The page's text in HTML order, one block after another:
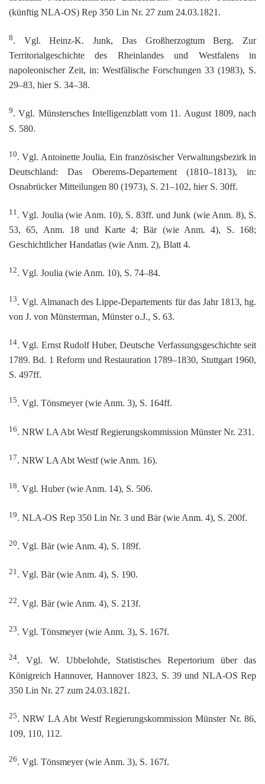
(künftig NLA-OS) Rep 350 Lin Nr. 27 zum 24.03.1821.
8. Vgl. Heinz-K. Junk, Das Großherzogtum Berg. Zur
Territorialgeschichte des Rheinlandes und Westfalens in
napoleonischer Zeit, in: Westfälische Forschungen 33 (1983), S.
29–83, hier S. 34–38.
9. Vgl. Münstersches Intelligenzblatt vom 11. August 1809, nach
S. 580.
10. Vgl. Antoinette Joulia, Ein französischer Verwaltungsbezirk in
Deutschland: Das Oberems-Departement (1810–1813), in:
Osnabrücker Mitteilungen 80 (1973), S. 21–102, hier S. 30ff.
11. Vgl. Joulia (wie Anm. 10), S. 83ff. und Junk (wie Anm. 8), S.
53, 65, Anm. 18 und Karte 4; Bär (wie Anm. 4), S. 168;
Geschichtlicher Handatlas (wie Anm. 2), Blatt 4.
12. Vgl. Joulia (wie Anm. 10), S. 74–84.
13. Vgl. Almanach des Lippe-Departements für das Jahr 1813, hg.
von J. von Münsterman, Münster o.J., S. 63.
14. Vgl. Ernst Rudolf Huber, Deutsche Verfassungsgeschichte seit
1789. Bd. 1 Reform und Restauration 1789–1830, Stuttgart 1960,
S. 497ff.
15. Vgl. Tönsmeyer (wie Anm. 3), S. 164ff.
16. NRW LA Abt Westf Regierungskommission Münster Nr. 231.
17. NRW LA Abt Westf (wie Anm. 16).
18. Vgl. Huber (wie Anm. 14), S. 506.
19. NLA-OS Rep 350 Lin Nr. 3 und Bär (wie Anm. 4), S. 200f.
20. Vgl. Bär (wie Anm. 4), S. 189f.
21. Vgl. Bär (wie Anm. 4), S. 190.
22. Vgl. Bär (wie Anm. 4), S. 213f.
23. Vgl. Tönsmeyer (wie Anm. 3), S. 167f.
24. Vgl. W. Ubbelohde, Statistisches Repertorium über das
Königreich Hannover, Hannover 1823, S. 39 und NLA-OS Rep
350 Lin Nr. 27 zum 24.03.1821.
25. NRW LA Abt Westf Regierungskommission Münster Nr. 86,
109, 110, 112.
26. Vgl. Tönsmeyer (wie Anm. 3), S. 167f.